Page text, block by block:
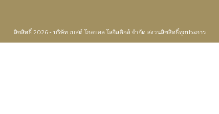
ลิขสิทธิ์ 2026 - บริษัท เบสต์ โกลบอล โลจิสติกส์ จำกัด สงวนลิขสิทธิ์ทุกประการ